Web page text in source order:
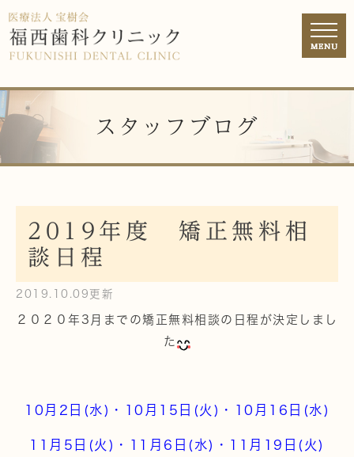
スタッフブログ
2019年度 矯正無料相
談日程
2019.10.09更新
２０２０年3月までの矯正無料相談の日程が決定しまし
た
10月2日(水)・10月15日(火)・10月16日(水)
11月5日(火)・11月6日(水)・11月19日(火)